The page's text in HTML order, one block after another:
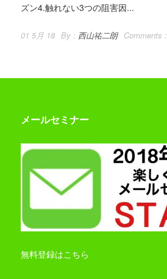
ズン4.触れない3つの阻害因...
01 5月 18 By : 西山祐二朗 Comments :
メールセミナー
無料登録はこちら